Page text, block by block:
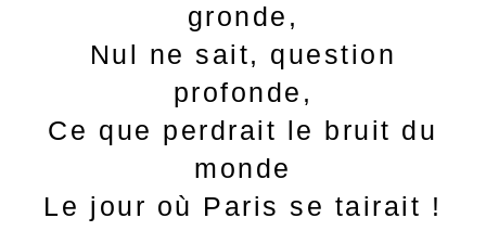
gronde,
Nul ne sait, question
profonde,
Ce que perdrait le bruit du
monde
Le jour où Paris se tairait !